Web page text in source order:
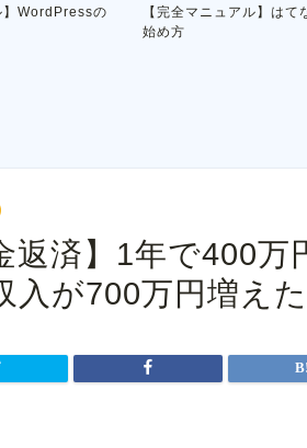
】はてなブログの
私がやってる雑記ブロ
月1万円を稼ぐ具体的な
返済】1年で400
入が700万円増え